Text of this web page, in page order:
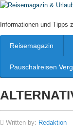
Informationen und Tipps
Reisemagazin
Pauschalreisen
Written by: Redaktion